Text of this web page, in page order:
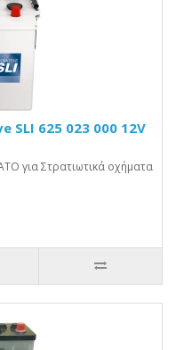
SLI 625 023 000 12V
για Στρατιωτικά οχήματα